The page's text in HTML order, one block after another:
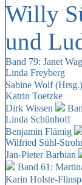
Willy
und
Band 79: Janet
Linda Freyberg
Sabine Wolf (Hrsg.)
Katrin Toetzke
Dirk Wissen
Linda Schünhoff
Benjamin Flämig
Wilfried Sühl-
Jan-Pieter Barbian
Band 61:
Karin Holste-